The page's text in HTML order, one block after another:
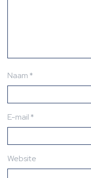
Naam*
E-mail*
Website